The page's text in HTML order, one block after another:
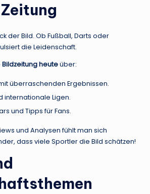
der Bild. Ob Fußball, Darts oder
die Leidenschaft.
Bildzeitung heuteüber:
überraschenden Ergebnissen.
internationale Ligen.
und Tipps für Fans.
und Analysen fühlt man sich
dass viele Sportler die Bild schätzen!